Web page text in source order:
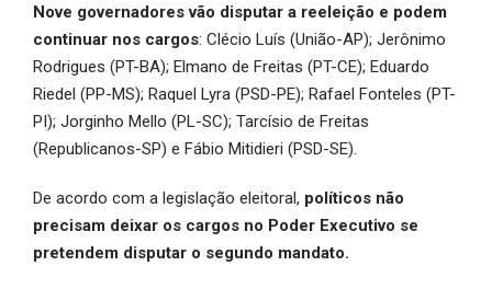
Nove governadores vão disputar a reeleição e podem
continuar nos cargos: Clécio Luís (União-AP); Jerônimo
Rodrigues (PT-BA); Elmano de Freitas (PT-CE); Eduardo
Riedel (PP-MS); Raquel Lyra (PSD-PE); Rafael Fonteles (PT-
PI); Jorginho Mello (PL-SC); Tarcísio de Freitas
(Republicanos-SP) e Fábio Mitidieri (PSD-SE).
De acordo com a legislação eleitoral, políticos não
precisam deixar os cargos no Poder Executivo se
pretendem disputar o segundo mandato.